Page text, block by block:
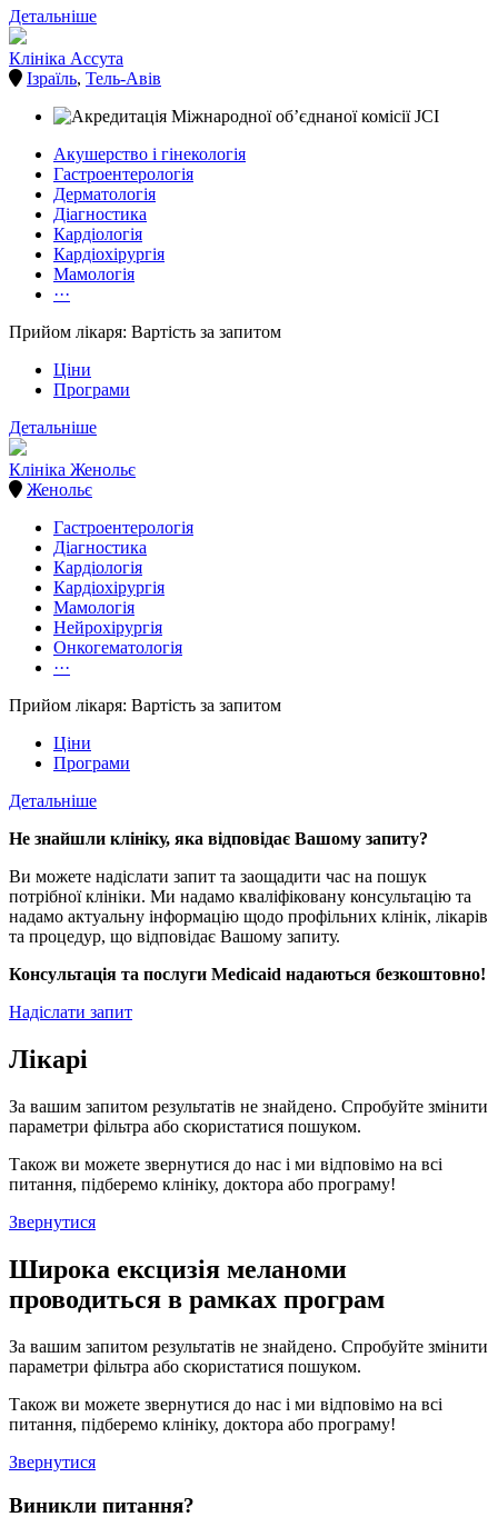
Детальніше
Клініка Ассута
Ізраїль, Тель-Авів
Акушерство і гінекологія
Гастроентерологія
Дерматологія
Діагностика
Кардіологія
Кардіохірургія
Мамологія
···
Прийом лікаря: Вартість за запитом
Ціни
Програми
Детальніше
Клініка Женольє
Женольє
Гастроентерологія
Діагностика
Кардіологія
Кардіохірургія
Мамологія
Нейрохірургія
Онкогематологія
···
Прийом лікаря: Вартість за запитом
Ціни
Програми
Детальніше
Не знайшли клініку, яка відповідає Вашому запиту?
Ви можете надіслати запит та заощадити час на пошук
потрібної клініки. Ми надамо кваліфіковану консультацію та
надамо актуальну інформацію щодо профільних клінік, лікарів
та процедур, що відповідає Вашому запиту.
Консультація та послуги Medicaid надаються безкоштовно!
Надіслати запит
Лікарі
За вашим запитом результатів не знайдено. Спробуйте змінити
параметри фільтра або скористатися пошуком.
Також ви можете звернутися до нас і ми відповімо на всі
питання, підберемо клініку, доктора або програму!
Звернутися
Широка ексцизія меланоми
проводиться в рамках програм
За вашим запитом результатів не знайдено. Спробуйте змінити
параметри фільтра або скористатися пошуком.
Також ви можете звернутися до нас і ми відповімо на всі
питання, підберемо клініку, доктора або програму!
Звернутися
Виникли питання?